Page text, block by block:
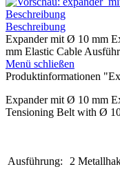
Beschreibung
Beschreibung
Expander mit Ø 10 mm
mm Elastic Cable
Menü schließen
Produktinformationen
Expander mit Ø 10 mm
Tensioning Belt with Ø
Ausführung:
2